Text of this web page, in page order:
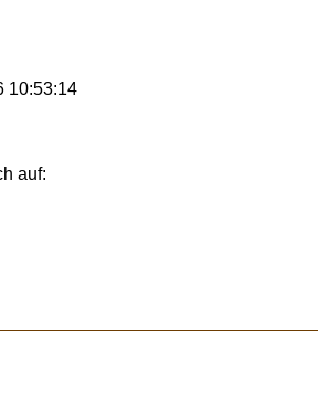
10:53:14
auf: